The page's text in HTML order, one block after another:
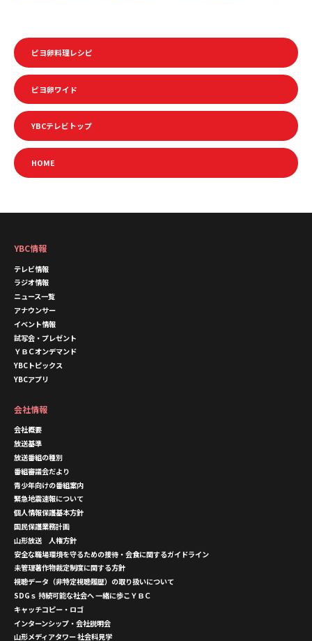
ピヨ卵料理レシピ
ピヨ卵ワイド
YBCテレビトップ
HOME
YBC情報
テレビ情報
ラジオ情報
ニュース一覧
アナウンサー
イベント情報
試写会・プレゼント
ＹＢＣオンデマンド
YBCトピックス
YBCアプリ
会社情報
会社概要
放送基準
放送番組の種別
番組審議会だより
青少年向けの番組案内
緊急地震速報について
個人情報保護基本方針
国民保護業務計画
山形放送 人権方針
安全な職場環境を守るための接待・会食に関するガイドライン
未管理著作物裁定制度に関する方針
視聴データ（非特定視聴履歴）の取り扱いについて
SDGｓ 持続可能な社会へ 一緒に歩こＹＢＣ
キャッチコピー・ロゴ
インターンシップ・会社説明会
山形メディアタワー 社会科見学